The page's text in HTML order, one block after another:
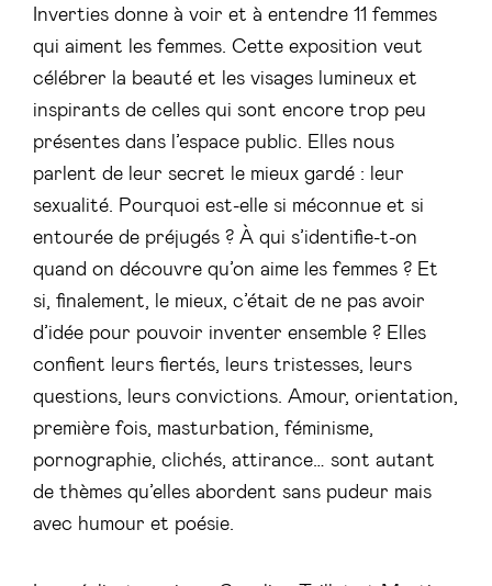
Inverties donne à voir et à entendre 11 femmes
qui aiment les femmes. Cette exposition veut
célébrer la beauté et les visages lumineux et
inspirants de celles qui sont encore trop peu
présentes dans l’espace public. Elles nous
parlent de leur secret le mieux gardé : leur
sexualité. Pourquoi est-elle si méconnue et si
entourée de préjugés ? À qui s’identifie-t-on
quand on découvre qu’on aime les femmes ? Et
si, finalement, le mieux, c’était de ne pas avoir
d’idée pour pouvoir inventer ensemble ? Elles
confient leurs fiertés, leurs tristesses, leurs
questions, leurs convictions. Amour, orientation,
première fois, masturbation, féminisme,
pornographie, clichés, attirance… sont autant
de thèmes qu’elles abordent sans pudeur mais
avec humour et poésie.